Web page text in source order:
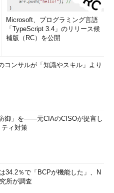
Microsoft、プログラミング言語
「TypeScript 3.4」のリリース候
補版（RC）を公開
コンサルが「知識やスキル」より
御」を――元CIAのCISOが提言し
ティ対策
34.2％で「BCPが機能した」、N
所が調査